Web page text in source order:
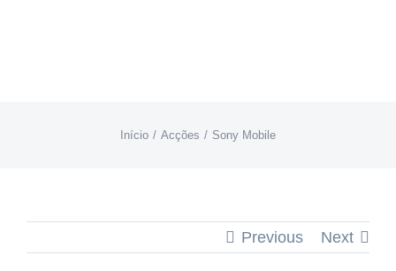
Início Acções Sony Mobile
Previous Next